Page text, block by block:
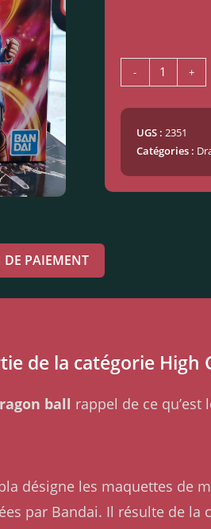
- +
UGS : 2351
Catégories :
PAIEMENT
de la catégorie High
ball rappel de ce qu’est
désigne les maquettes
par Bandai. Il résulte de